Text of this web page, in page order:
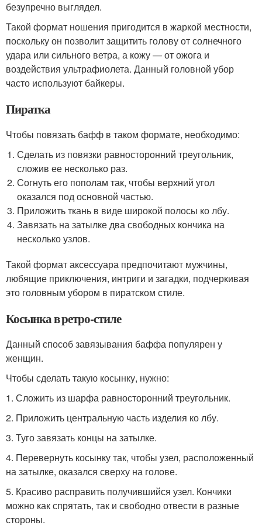
безупречно выглядел.
Такой формат ношения пригодится в жаркой местности,
поскольку он позволит защитить голову от солнечного
удара или сильного ветра, а кожу — от ожога и
воздействия ультрафиолета. Данный головной убор
часто используют байкеры.
Пиратка
Чтобы повязать бафф в таком формате, необходимо:
Сделать из повязки равносторонний треугольник,
сложив ее несколько раз.
Согнуть его пополам так, чтобы верхний угол
оказался под основной частью.
Приложить ткань в виде широкой полосы ко лбу.
Завязать на затылке два свободных кончика на
несколько узлов.
Такой формат аксессуара предпочитают мужчины,
любящие приключения, интриги и загадки, подчеркивая
это головным убором в пиратском стиле.
Косынка в ретро-стиле
Данный способ завязывания баффа популярен у
женщин.
Чтобы сделать такую косынку, нужно:
1. Сложить из шарфа равносторонний треугольник.
2. Приложить центральную часть изделия ко лбу.
3. Туго завязать концы на затылке.
4. Перевернуть косынку так, чтобы узел, расположенный
на затылке, оказался сверху на голове.
5. Красиво расправить получившийся узел. Кончики
можно как спрятать, так и свободно отвести в разные
стороны.